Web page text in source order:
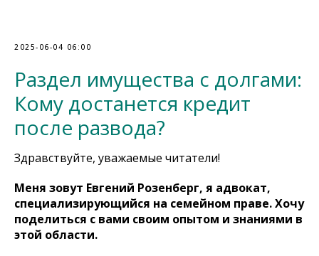
2025-06-04 06:00
Раздел имущества с долгами:
Кому достанется кредит
после развода?
Здравствуйте, уважаемые читатели!
Меня зовут Евгений Розенберг, я адвокат,
специализирующийся на семейном праве. Хочу
поделиться с вами своим опытом и знаниями в
этой области.